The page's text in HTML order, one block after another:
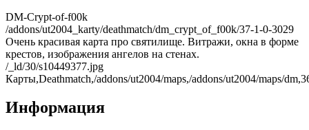
DM-Crypt-of-f00k
/addons/ut2004_karty/deathmatch/dm_crypt_of_f00k/37-1-0-3029
Очень красивая карта про святилище. Витражи, окна в форме
крестов, изображения ангелов на стенах.
/_ld/30/s10449377.jpg
Карты,Deathmatch,/addons/ut2004/maps,/addons/ut2004/maps/
Информация